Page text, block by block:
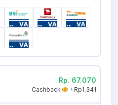
Rp. 67.070
Cashback ±Rp1.341